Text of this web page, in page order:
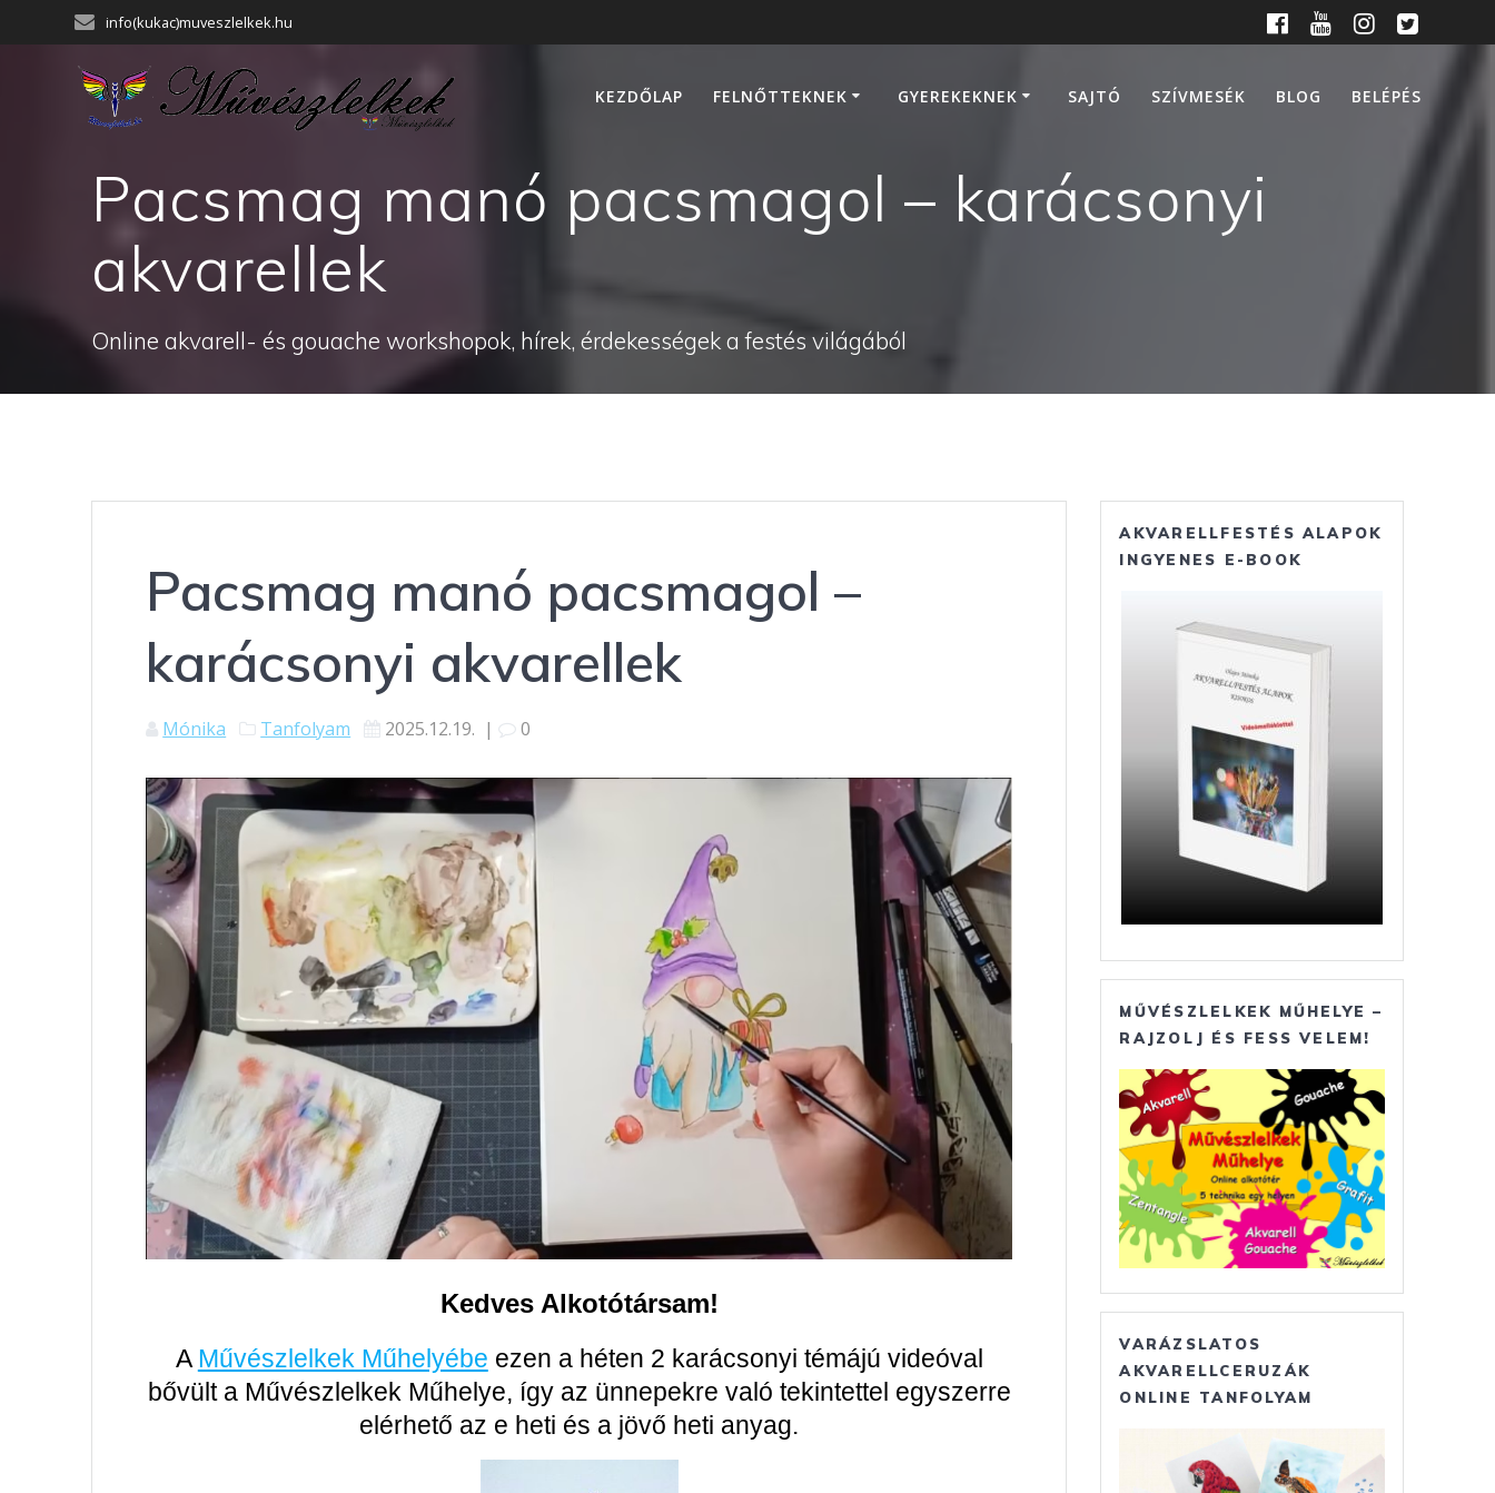
info(kukac)muveszlelkek.hu
KEZDŐLAP FELNŐTTEKNEK GYEREKEKNEK SAJTÓ SZÍVMESÉK BLOG BELÉPÉS
Pacsmag manó pacsmagol – karácsonyi
akvarellek
Online akvarell- és gouache workshopok, hírek, érdekességek a festés világából
Pacsmag manó pacsmagol –
karácsonyi akvarellek
Mónika Tanfolyam 2025.12.19. | 0
Kedves Alkotótársam!
AMűvészlelkek Műhelyébe ezen a héten 2 karácsonyi témájú videóval
bővült a Művészlelkek Műhelye, így az ünnepekre való tekintettel egyszerre
elérhető az e heti és a jövő heti anyag.
AKVARELLFESTÉS ALAPOK
INGYENES E-BOOK
MŰVÉSZLELKEK MŰHELYE –
RAJZOLJ ÉS FESS VELEM!
VARÁZSLATOS
AKVARELLCERUZÁK
ONLINE TANFOLYAM